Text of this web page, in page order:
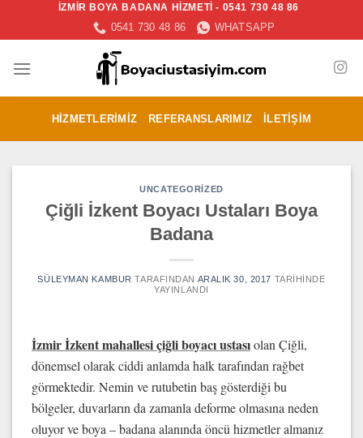
İZMİR BOYA BADANA HİZMETİ - 0541 730 48 86
0541 730 48 86 WHATSAPP
HIZMETLERIMIZ REFERANSLARIMIZ İLETIŞIM
UNCATEGORIZED
Çiğli İzkent Boyacı Ustaları Boya
Badana
SÜLEYMAN KAMBUR TARAFINDAN ARALIK 30, 2017 TARIHINDE
YAYINLANDI
İzmir İzkent mahallesiçiğli boyacı ustasıolan Çiğli,
dönemsel olarak ciddi anlamda halk tarafından rağbet
görmektedir. Nemin ve rutubetin baş gösterdiği bu
bölgeler, duvarların da zamanla deforme olmasına neden
oluyor ve boya – badana alanında öncü hizmetler almanız